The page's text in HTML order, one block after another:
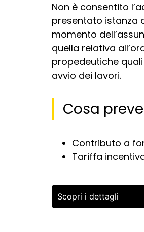
Non è consentito
presentato istanza
momento
quella relativa
propedeutiche
avvio dei lavori.
Cosa
Contributo a
Tariffa
Scopri i dettagli